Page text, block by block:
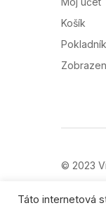
Košík
Pokladník
© 2023
Ochranné
Táto internetová